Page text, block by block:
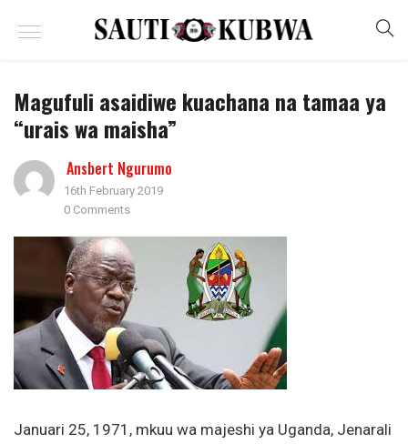
Magufuli asaidiwe kuachana na tamaa ya
“urais wa maisha”
Ansbert Ngurumo
16th February 2019
0 Comments
Januari 25, 1971, mkuu wa majeshi ya Uganda, Jenarali